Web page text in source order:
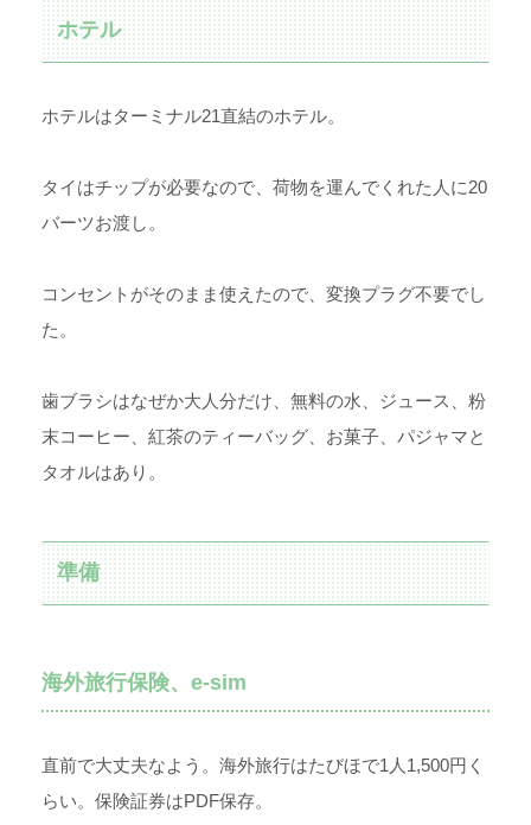
ホテル
ホテルはターミナル21直結のホテル。
タイはチップが必要なので、荷物を運んでくれた人に20
バーツお渡し。
コンセントがそのまま使えたので、変換プラグ不要でし
た。
歯ブラシはなぜか大人分だけ、無料の水、ジュース、粉
末コーヒー、紅茶のティーバッグ、お菓子、パジャマと
タオルはあり。
準備
海外旅行保険、e-sim
直前で大丈夫なよう。海外旅行はたびほで1人1,500円く
らい。保険証券はPDF保存。